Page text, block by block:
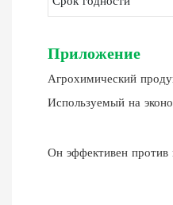
Приложение
Агрохимический
Используемый на
Он эффективен против